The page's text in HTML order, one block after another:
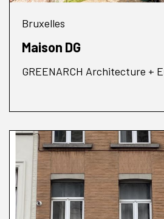
Bruxelles
Maison DG
GREENARCH Architecture +